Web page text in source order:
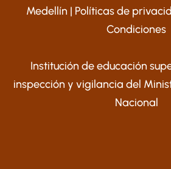
Medellín | Políticas de
Condiciones
Institución de educación
inspección y vigilancia del
Nacional